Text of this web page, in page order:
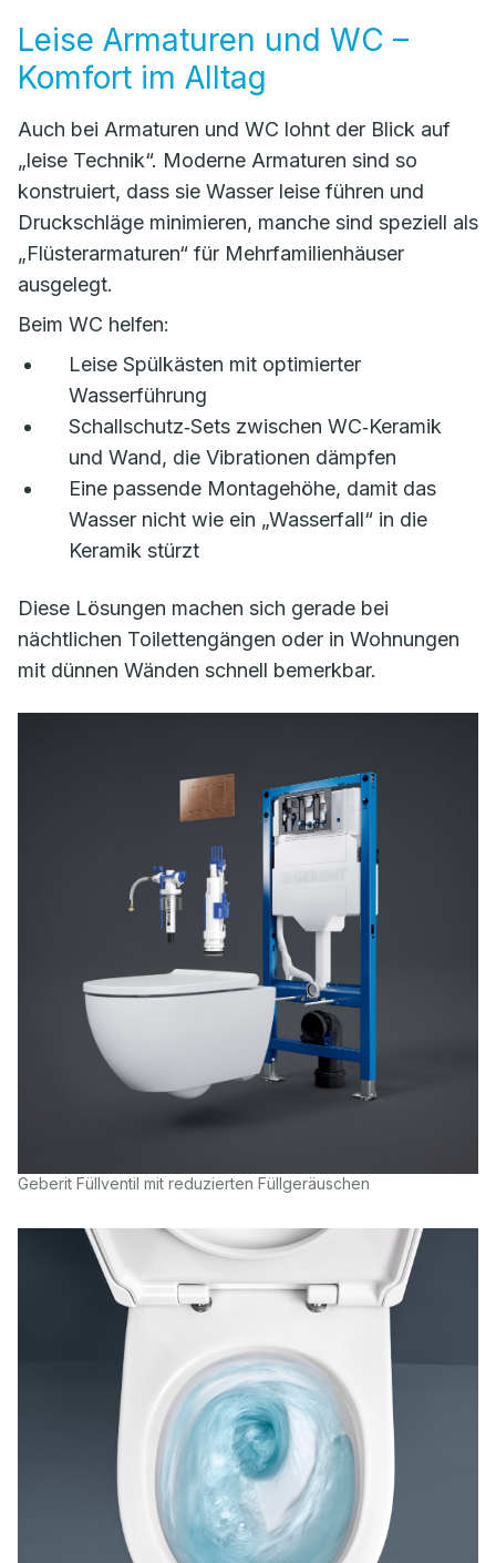
Leise Armaturen und WC –
Komfort im Alltag
Auch bei Armaturen und WC lohnt der Blick auf
„leise Technik“. Moderne Armaturen sind so
konstruiert, dass sie Wasser leise führen und
Druckschläge minimieren, manche sind speziell als
„Flüsterarmaturen“ für Mehrfamilienhäuser
ausgelegt.
Beim WC helfen:
Leise Spülkästen mit optimierter
Wasserführung
Schallschutz‑Sets zwischen WC‑Keramik
und Wand, die Vibrationen dämpfen
Eine passende Montagehöhe, damit das
Wasser nicht wie ein „Wasserfall“ in die
Keramik stürzt
Diese Lösungen machen sich gerade bei
nächtlichen Toilettengängen oder in Wohnungen
mit dünnen Wänden schnell bemerkbar.
Geberit Füllventil mit reduzierten Füllgeräuschen